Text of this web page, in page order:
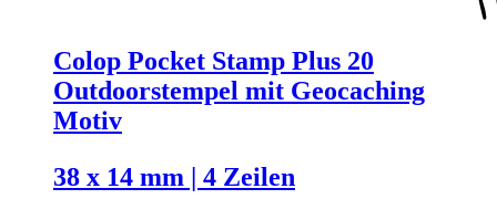
Colop Pocket Stamp Plus 20
Outdoorstempel mit Geocaching
Motiv
38 x 14 mm | 4 Zeilen